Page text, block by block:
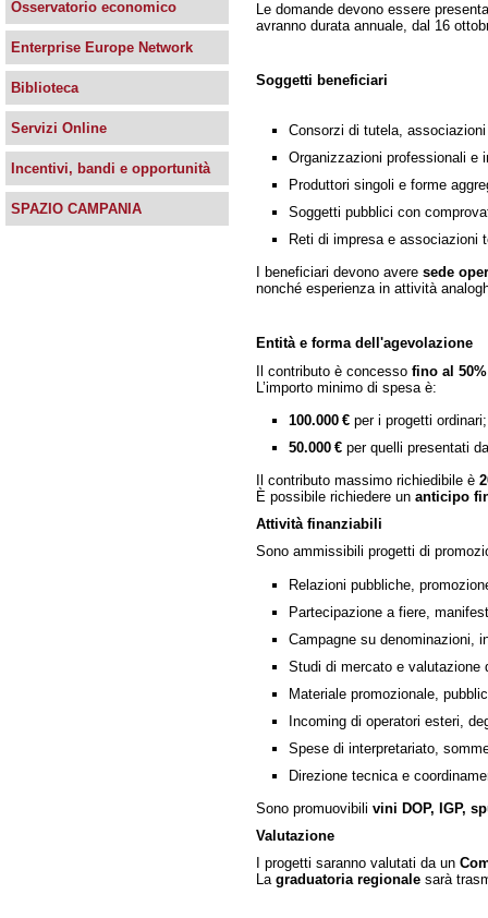
Le domande devono essere
avranno durata annuale, dal 16
Soggetti beneficiari
Consorzi di tutela,
Organizzazioni professionali e
Produttori singoli e forme
Soggetti pubblici con
Reti di impresa e associazioni
I beneficiari devono avere sede
nonché esperienza in attività
Entità e forma dell'agevolazione
Il contributo è concesso fino al
L’importo minimo di spesa è:
100.000 € per i progetti ordinari;
50.000 € per quelli presentati
Il contributo massimo richiedibile è
È possibile richiedere un anticipo
Attività finanziabili
Sono ammissibili progetti di
Relazioni pubbliche,
Partecipazione a fiere,
Campagne su denominazioni,
Studi di mercato e valutazione
Materiale promozionale,
Incoming di operatori esteri,
Spese di interpretariato,
Direzione tecnica e
Sono promuovibili vini DOP, IGP,
Valutazione
I progetti saranno valutati da un
La graduatoria regionale sarà
Osservatorio economico
Enterprise Europe Network
Biblioteca
Servizi Online
Incentivi, bandi e opportunità
SPAZIO CAMPANIA